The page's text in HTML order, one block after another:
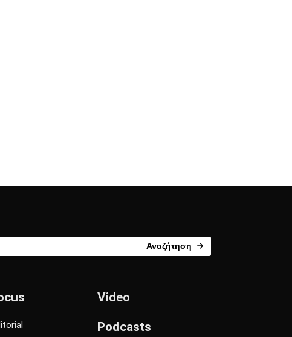
Αναζήτηση
Video
Podcasts